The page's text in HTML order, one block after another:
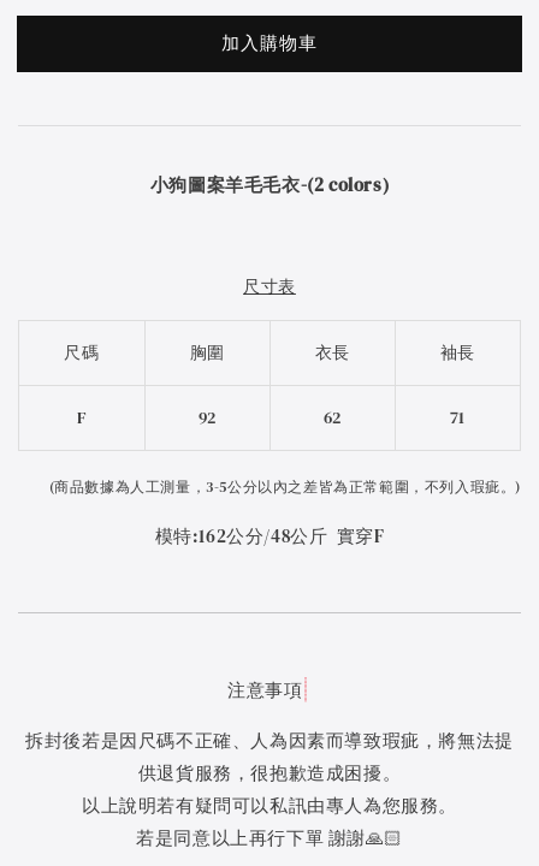
加入購物車
小狗圖案羊毛毛衣-(2 colors)
尺寸表
尺碼 胸圍 衣長 袖長
F 92 62 71
(商品數據為人工測量，3-5公分以內之差皆為正常範圍，不列入瑕疵。)
模特:162公分/48公斤 實穿F
注意事項
拆封後若是因尺碼不正確、人為因素而導致瑕疵，將無法提
供退貨服務，很抱歉造成困擾。
以上說明若有疑問可以私訊由專人為您服務。
若是同意以上再行下單 謝謝🙏🏻